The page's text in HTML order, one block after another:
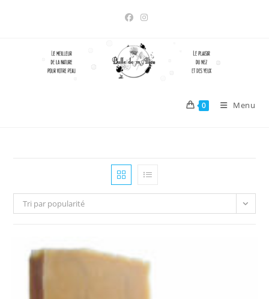
0 Menu
Tri par popularité